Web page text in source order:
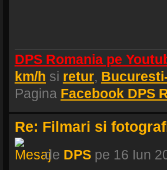
DPS Romania pe
km/h si retur,
Pagina Facebook DPS
Re: Filmari si
de DPSpe 16 Iun